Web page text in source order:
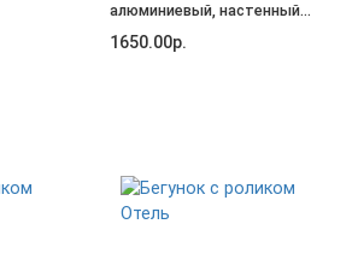
алюминиевый, настенный
белый
1650.00р.